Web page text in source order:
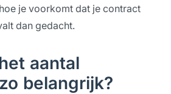
je voorkomt dat je contract
dan gedacht.
aantal
belangrijk?